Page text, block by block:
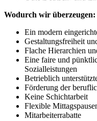
Wodurch wir überzeugen:
Ein modern
Gestaltungsfreiheit
Flache Hierarchien
Eine faire und
Sozialleistungen
Betrieblich
Förderung der
Keine Schichtarbeit
Flexible
Mitarbeiterrabatte